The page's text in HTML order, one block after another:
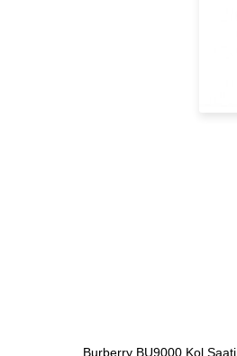
Burberry BU9000 Kol Saati